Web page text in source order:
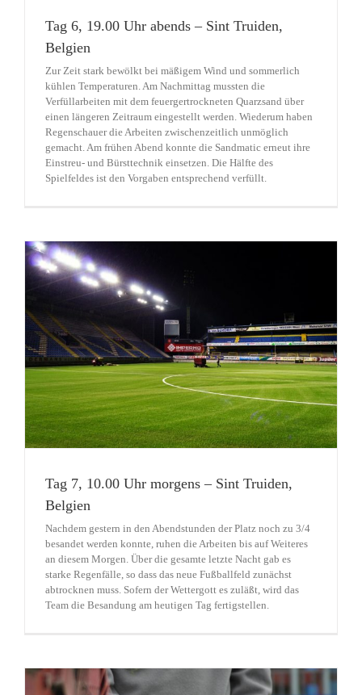
Tag 6, 19.00 Uhr abends – Sint Truiden,
Belgien
Zur Zeit stark bewölkt bei mäßigem Wind und sommerlich
kühlen Temperaturen. Am Nachmittag mussten die
Verfüllarbeiten mit dem feuergertrockneten Quarzsand über
einen längeren Zeitraum eingestellt werden. Wiederum haben
Regenschauer die Arbeiten zwischenzeitlich unmöglich
gemacht. Am frühen Abend konnte die Sandmatic erneut ihre
Einstreu- und Bürsttechnik einsetzen. Die Hälfte des
Spielfeldes ist den Vorgaben entsprechend verfüllt.
Tag 7, 10.00 Uhr morgens – Sint Truiden,
Belgien
Nachdem gestern in den Abendstunden der Platz noch zu 3/4
besandet werden konnte, ruhen die Arbeiten bis auf Weiteres
an diesem Morgen. Über die gesamte letzte Nacht gab es
starke Regenfälle, so dass das neue Fußballfeld zunächst
abtrocknen muss. Sofern der Wettergott es zuläßt, wird das
Team die Besandung am heutigen Tag fertigstellen.